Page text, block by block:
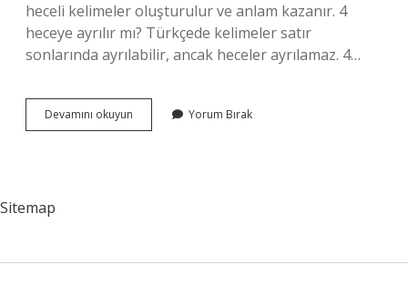
heceli kelimeler oluşturulur ve anlam kazanır. 4
heceye ayrılır mı? Türkçede kelimeler satır
sonlarında ayrılabilir, ancak heceler ayrılamaz. 4…
Devamını okuyun
Heceli
Yorum Bırak
Sitemap